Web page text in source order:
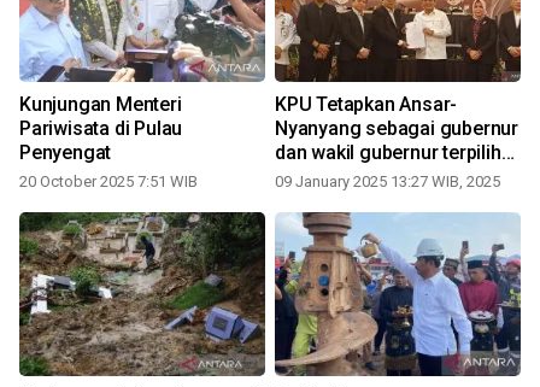
Kunjungan Menteri
Pariwisata di Pulau
Penyengat
20 October 2025 7:51 WIB
KPU Tetapkan Ansar-
Nyanyang sebagai gubernur
dan wakil gubernur terpilih
periode 2025-2030
09 January 2025 13:27 WIB, 2025